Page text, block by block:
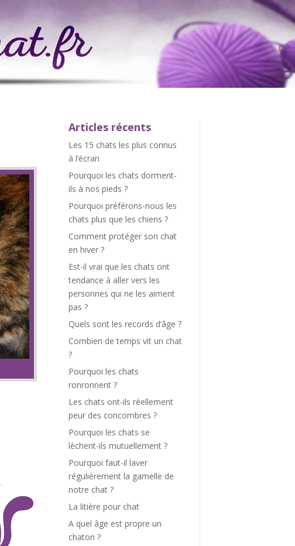
Articles récents
Les 15 chats les plus connus
à l’écran
Pourquoi les chats dorment-
ils à nos pieds ?
Pourquoi préférons-nous les
chats plus que les chiens ?
Comment protéger son chat
en hiver ?
Est-il vrai que les chats ont
tendance à aller vers les
personnes qui ne les aiment
pas ?
Quels sont les records d’âge ?
Combien de temps vit un chat
?
Pourquoi les chats
ronronnent ?
Les chats ont-ils réellement
peur des concombres ?
Pourquoi les chats se
lèchent-ils mutuellement ?
Pourquoi faut-il laver
régulièrement la gamelle de
notre chat ?
La litière pour chat
A quel âge est propre un
chaton ?